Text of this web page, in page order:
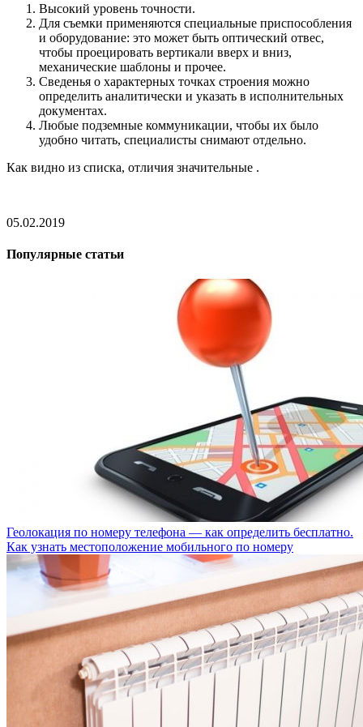
Высокий уровень точности.
Для съемки применяются специальные приспособления
и оборудование: это может быть оптический отвес,
чтобы проецировать вертикали вверх и вниз,
механические шаблоны и прочее.
Сведенья о характерных точках строения можно
определить аналитически и указать в исполнительных
документах.
Любые подземные коммуникации, чтобы их было
удобно читать, специалисты снимают отдельно.
Как видно из списка, отличия значительные .
05.02.2019
Популярные статьи
Геолокация по номеру телефона — как определить бесплатно.
Как узнать местоположение мобильного по номеру